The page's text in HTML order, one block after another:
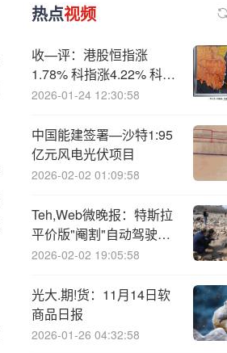
热点视频
收—评：港股恒指涨
1.78% 科指涨4.22% 科网
股爆发 半导体板块走强
市首日涨超137%
2026-01-24 12:30:58
中国能建签署—沙特1:95
亿元风电光伏项目
2026-02-02 01:09:58
Teh,Web微晚报：特斯拉
平价版"阉割"自动驾驶功
能，台积电加速冲刺埃米
2026-02-02 19:05:58
光大.期!货：11月14日软
商品日报
2026-01-26 04:32:58